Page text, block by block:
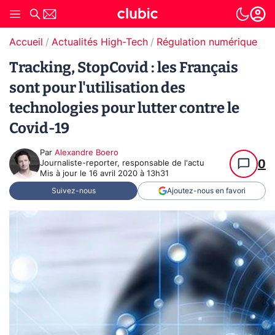
Accueil Actualités High-Tech Régulation numérique
Tracking, StopCovid : les Français
sont pour l'utilisation des
technologies pour lutter contre le
Covid-19
Par Alexandre Boero
Journaliste-reporter, responsable de l'actu
Mis à jour le 16 avril 2020 à 13h31
0
Suivez-nous Ajoutez-nous en favori